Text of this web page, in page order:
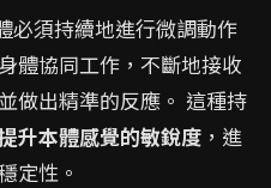
必須持續地進行微調動作
體協同工作，不斷地接收
做出精準的反應。 這種持
升本體感覺的敏銳度 ，進
定性。